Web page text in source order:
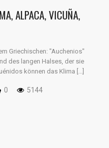
ALPACA, VICUÑA,
Griechischen: "Auchenios"
des langen Halses, der sie
können das Klima [...]
0 5144